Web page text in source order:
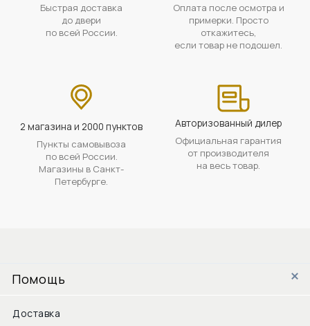
Быстрая доставка
до двери
по всей России.
Оплата после осмотра и
примерки. Просто
откажитесь,
если товар не подошел.
2 магазина и 2000 пунктов
Пункты самовывоза
по всей России.
Магазины в Санкт-
Петербурге.
Авторизованный дилер
Официальная гарантия
от производителя
на весь товар.
Помощь
Доставка